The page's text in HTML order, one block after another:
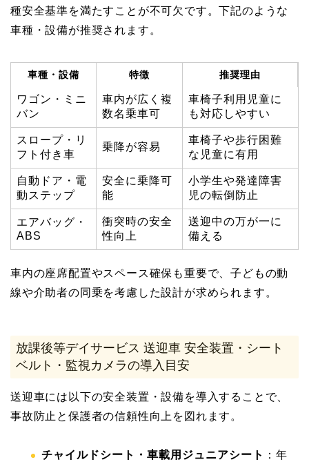
種安全基準を満たすことが不可欠です。下記のような
車種・設備が推奨されます。
車種・設備 特徴 推奨理由
ワゴン・ミニ
バン
車内が広く複
数名乗車可
車椅子利用児童に
も対応しやすい
スロープ・リ
フト付き車
乗降が容易
車椅子や歩行困難
な児童に有用
自動ドア・電
動ステップ
安全に乗降可
能
小学生や発達障害
児の転倒防止
エアバッグ・
ABS
衝突時の安全
性向上
送迎中の万が一に
備える
車内の座席配置やスペース確保も重要で、子どもの動
線や介助者の同乗を考慮した設計が求められます。
放課後等デイサービス 送迎車 安全装置・シート
ベルト・監視カメラの導入目安
送迎車には以下の安全装置・設備を導入することで、
事故防止と保護者の信頼性向上を図れます。
チャイルドシート・車載用ジュニアシート
：年